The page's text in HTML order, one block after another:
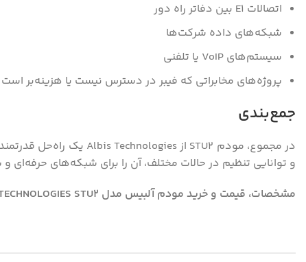
اتصالات E1 بین دفاتر راه دور
شبکه‌های داده شرکت‌ها
سیستم‌های VoIP یا تلفنی
پروژه‌های مخابراتی که فیبر در دسترس نیست یا هزینه‌بر است
جمع‌بندی
و توانایی تنظیم در حالات مختلف، آن را برای شبکه‌های حرفه‌ای
مشخصات، قیمت و خرید مودم آلبیس مدل ALBIS TECHNOLOGIES STU2 به همراه تصاویر و پاسخ سوالات کاربران با بهترین قیمت و امکان پرداخت در محل در فروشگاه اینترنتی هدیار